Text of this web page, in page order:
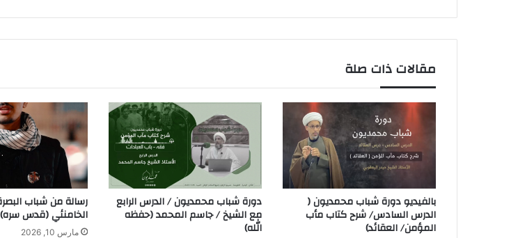
مقالات ذات صلة
بالفيديو دورة شباب محمديون (
الدرس السادس/ شرح كتاب مأب
المؤمن/ العقائد)
دورة شباب محمديون / الدرس الرابع
مع الشيخ / جاسم المحمد (حفظه
الله)
رسالة من شباب
الخامنئي (قدس سره)
مارس 10, 2026